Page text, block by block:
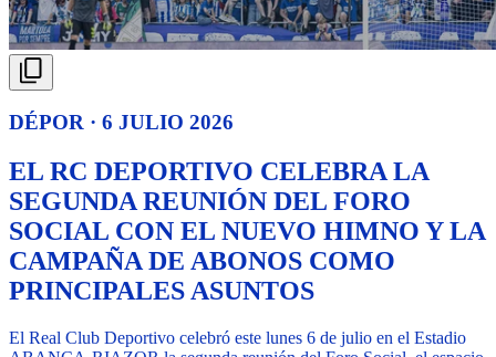
DÉPOR · 6 JULIO 2026
EL RC DEPORTIVO CELEBRA LA
SEGUNDA REUNIÓN DEL FORO
SOCIAL CON EL NUEVO HIMNO Y LA
CAMPAÑA DE ABONOS COMO
PRINCIPALES ASUNTOS
El Real Club Deportivo celebró este lunes 6 de julio en el Estadio